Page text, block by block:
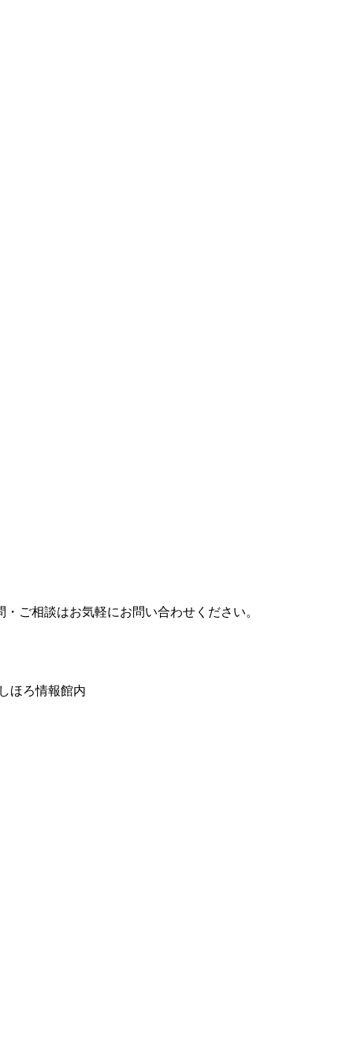
ご相談はお気軽にお問い合わせください。
ほろ情報館内